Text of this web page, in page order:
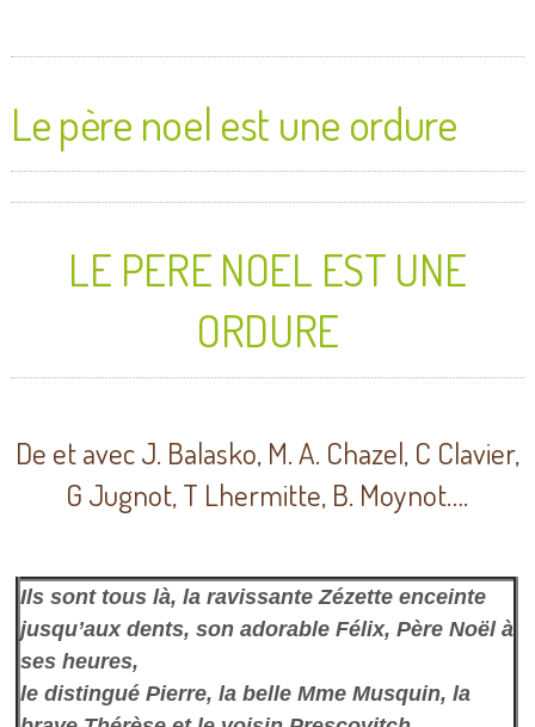
Le père noel est une ordure
LE PERE NOEL EST UNE
ORDURE
De et avec J. Balasko, M. A. Chazel, C Clavier,
G Jugnot, T Lhermitte, B. Moynot….
Ils sont tous là, la ravissante Zézette enceinte
jusqu’aux dents, son adorable Félix, Père Noël à
ses heures,
le distingué Pierre, la belle Mme Musquin, la